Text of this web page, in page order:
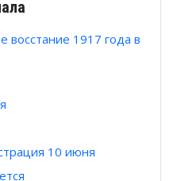
восстание 1917 года в
10 июня